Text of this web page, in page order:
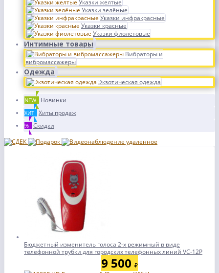
Указки желтые
Указки зелёные
Указки инфракрасные
Указки красные
Указки фиолетовые
Интимные товары
Вибраторы и
вибромассажеры
Одежда
Экзотическая одежда
NEW Новинки
ХИТ Хиты продаж
% Скидки
Бюджетный изменитель голоса 2-х режимный в виде
телефонной трубки для городских телефонных линий VC-12P
9 500 ₽